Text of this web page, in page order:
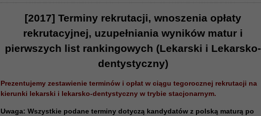
[2017] Terminy rekrutacji, wnoszenia opłaty
rekrutacyjnej, uzupełniania wyników matur i
pierwszych list rankingowych (Lekarski i Lekarsko-
dentystyczny)
Prezentujemy zestawienie terminów i opłat w ciągu tegorocznej rekrutacji na
kierunki lekarski i lekarsko-dentystyczny w trybie stacjonarnym.
Uwaga: Wszystkie podane terminy dotyczą kandydatów z polską maturą po